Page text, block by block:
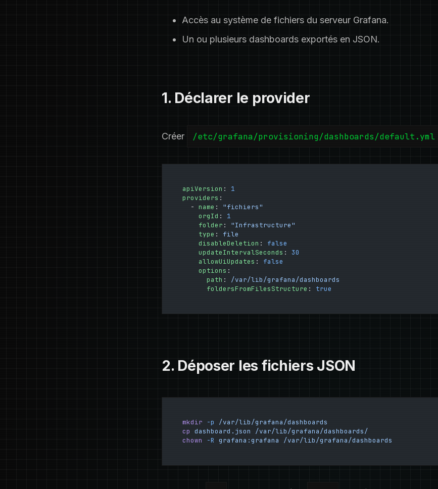
Accès au système de fichiers du serveur Grafana.
Un ou plusieurs dashboards exportés en JSON.
1. Déclarer le provider
Créer /etc/grafana/provisioning/dashboards/default.yml
apiVersion : 1
providers :
  -
name : "fichiers"
    orgId
: 1
    folder
: "Infrastructure"
    type
: file
    disableDeletion
: false
    updateIntervalSeconds
: 30
    allowUiUpdates
: false
    options
:
      path
: /var/lib/grafana/dashboards
      foldersFromFilesStructure
: true
2. Déposer les fichiers JSON
mkdir -p
/var/lib/grafana/dashboards
cp dashboard.json
/var/lib/grafana/dashboards/
chown
-R grafana:grafana /var/lib/grafana/dashboards